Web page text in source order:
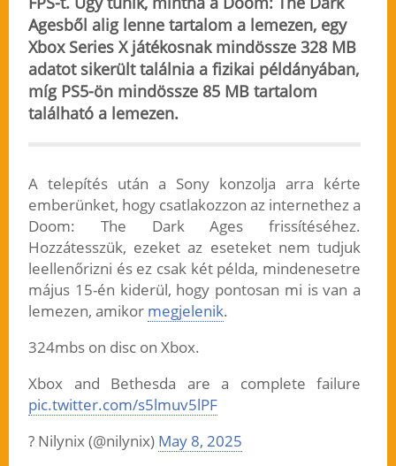
Agesből alig lenne tartalom a lemezen, egy
Xbox Series X játékosnak mindössze 328 MB
adatot sikerült találnia a fizikai példányában,
míg PS5-ön mindössze 85 MB tartalom
találhatóa lemezen.
A telepítés után a Sony konzolja arra kérte
emberünket, hogy csatlakozzon az internethez a
Doom: The Dark Ages frissítéséhez.
Hozzátesszük, ezeket az eseteket nem tudjuk
leellenőrizni és ez csak két példa, mindenesetre
május 15-én kiderül, hogy pontosan mi is van a
lemezen, amikor megjelenik.
324mbs on disc on Xbox.
Xbox and Bethesda are a complete failure
pic.twitter.com/s5lmuv5lPF
? Nilynix (@nilynix) May 8, 2025